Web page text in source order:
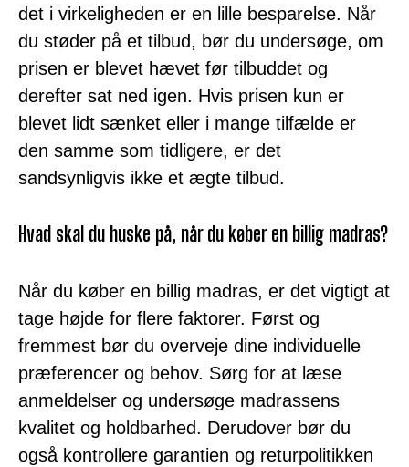
det i virkeligheden er en lille besparelse. Når
du støder på et tilbud, bør du undersøge, om
prisen er blevet hævet før tilbuddet og
derefter sat ned igen. Hvis prisen kun er
blevet lidt sænket eller i mange tilfælde er
den samme som tidligere, er det
sandsynligvis ikke et ægte tilbud.
Hvad skal du huske på, når du køber en billig madras?
Når du køber en billig madras, er det vigtigt at
tage højde for flere faktorer. Først og
fremmest bør du overveje dine individuelle
præferencer og behov. Sørg for at læse
anmeldelser og undersøge madrassens
kvalitet og holdbarhed. Derudover bør du
også kontrollere garantien og returpolitikken